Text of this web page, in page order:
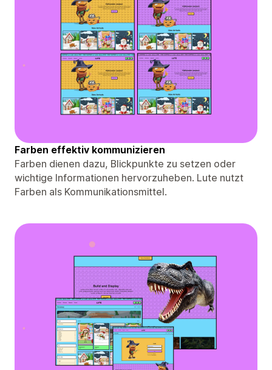
Farben effektiv kommunizieren
Farben dienen dazu, Blickpunkte zu setzen oder
wichtige Informationen hervorzuheben. Lute nutzt
Farben als Kommunikationsmittel.